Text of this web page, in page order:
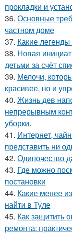
прокладки и
36. Основные
частном доме
37. Какие
38. Новая
детьми за счёт
39. Мелочи,
красивее, но и
40. Жизнь дев
непрерывным
уборки.
41. Интернет,
представить ни
42. Одиночество
43. Где можно
постановки
44. Какие менее
найти в Туле
45. Как защитить
ремонта: